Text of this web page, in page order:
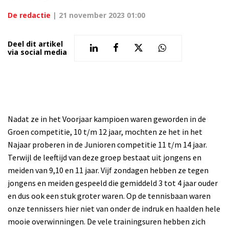
De redactie | 21 november 2023 01:00
Deel dit artikel
via social media
Nadat ze in het Voorjaar kampioen waren geworden in de
Groen competitie, 10 t/m 12 jaar, mochten ze het in het
Najaar proberen in de Junioren competitie 11 t/m 14 jaar.
Terwijl de leeftijd van deze groep bestaat uit jongens en
meiden van 9,10 en 11 jaar. Vijf zondagen hebben ze tegen
jongens en meiden gespeeld die gemiddeld 3 tot 4 jaar ouder
en dus ook een stuk groter waren. Op de tennisbaan waren
onze tennissers hier niet van onder de indruk en haalden hele
mooie overwinningen. De vele trainingsuren hebben zich